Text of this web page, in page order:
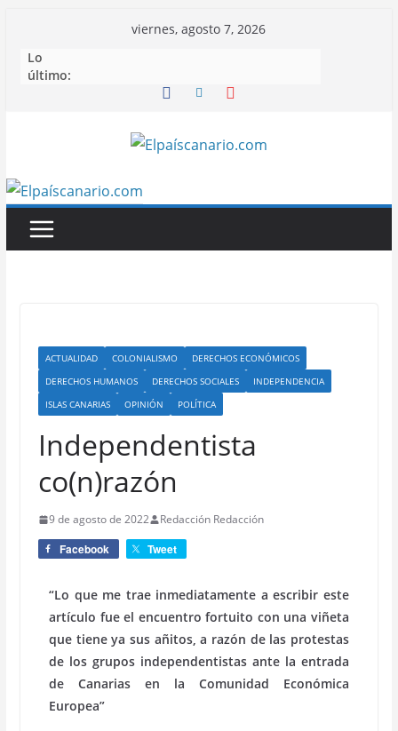
contenido
viernes, agosto 7, 2026
Lo
último:
ACTUALIDAD COLONIALISMO
DERECHOS ECONÓMICOS
DERECHOS HUMANOS
DERECHOS SOCIALES
INDEPENDENCIA
ISLAS CANARIAS
OPINIÓN POLÍTICA
Independentista
co(n)razón
9 de agosto de 2022 Redacción Redacción
Facebook Tweet
“Lo que me trae inmediatamente a escribir este
artículo fue el encuentro fortuito con una viñeta
que tiene ya sus añitos, a razón de las protestas
de los grupos independentistas ante la entrada
de Canarias en la Comunidad Económica
Europea”